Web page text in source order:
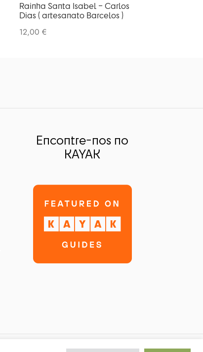
Rainha Santa Isabel – Carlos
Dias ( artesanato Barcelos )
12,00 €
Encontre-nos no
KAYAK